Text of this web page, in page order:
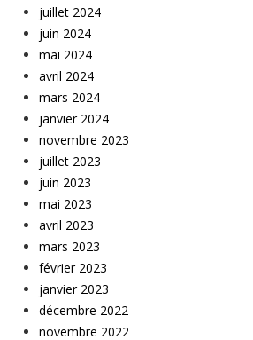
juillet 2024
juin 2024
mai 2024
avril 2024
mars 2024
janvier 2024
novembre 2023
juillet 2023
juin 2023
mai 2023
avril 2023
mars 2023
février 2023
janvier 2023
décembre 2022
novembre 2022